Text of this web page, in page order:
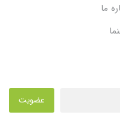
ما
عضویت